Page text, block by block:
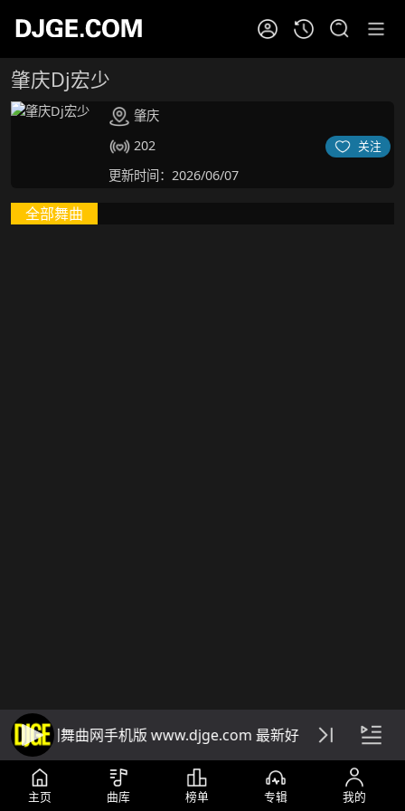
肇庆Dj宏少
肇庆
202
关注
更新时间：2026/06/07
全部舞曲
DJ阁舞曲网手机版 www.djge.com 最新好听免费下载dj音
主页 曲库 榜单 专辑 我的